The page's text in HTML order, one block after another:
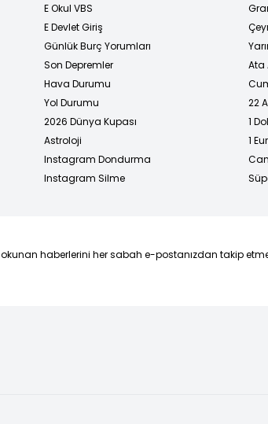
E Okul VBS
E Devlet Giriş
Günlük Burç Yorumları
Son Depremler
Hava Durumu
Yol Durumu
2026 Dünya Kupası
Astroloji
Instagram Dondurma
Instagram Silme
Ata
22
1
1
haberlerini her sabah e-postanızdan takip